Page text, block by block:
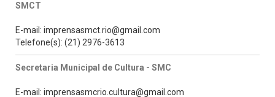
SMCT
E-mail: imprensasmct.rio@gmail.com
Telefone(s): (21) 2976-3613
Secretaria Municipal de Cultura - SMC
E-mail: imprensasmcrio.cultura@gmail.com